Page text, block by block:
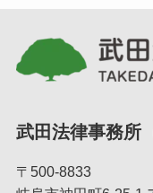
武田法律事務所
〒500-8833